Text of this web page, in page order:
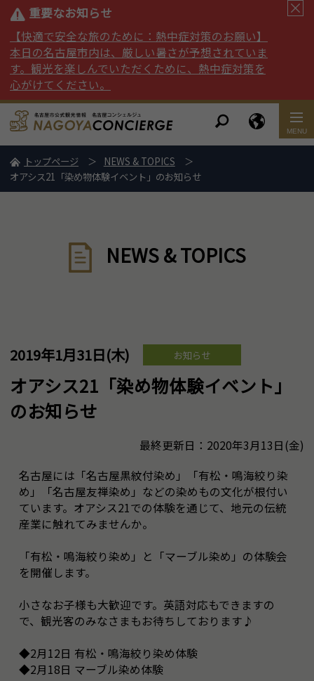
重要なお知らせ
【快適で安全な旅のために：熱中症対策のお願い】
本日の名古屋市内は、厳しい暑さが予想されていま
す。観光を楽しんでいただくために、熱中症対策を
心がけてください。
トップページ
NEWS & TOPICS
オアシス21「染め物体験イベント」のお知らせ
NEWS & TOPICS
2019年1月31日(木) お知らせ
オアシス21「染め物体験イベント」
のお知らせ
最終更新日：2020年3月13日(金)
名古屋には「名古屋黒紋付染め」「有松・鳴海絞り染
め」「名古屋友禅染め」などの染めもの文化が根付い
ています。オアシス21での体験を通じて、地元の伝統
産業に触れてみませんか。
「有松・鳴海絞り染め」と「マーブル染め」の体験会
を開催します。
小さなお子様も大歓迎です。英語対応もできますの
で、観光客のみなさまもお待ちしております♪
◆2月12日 有松・鳴海絞り染め体験
◆2月18日 マーブル染め体験